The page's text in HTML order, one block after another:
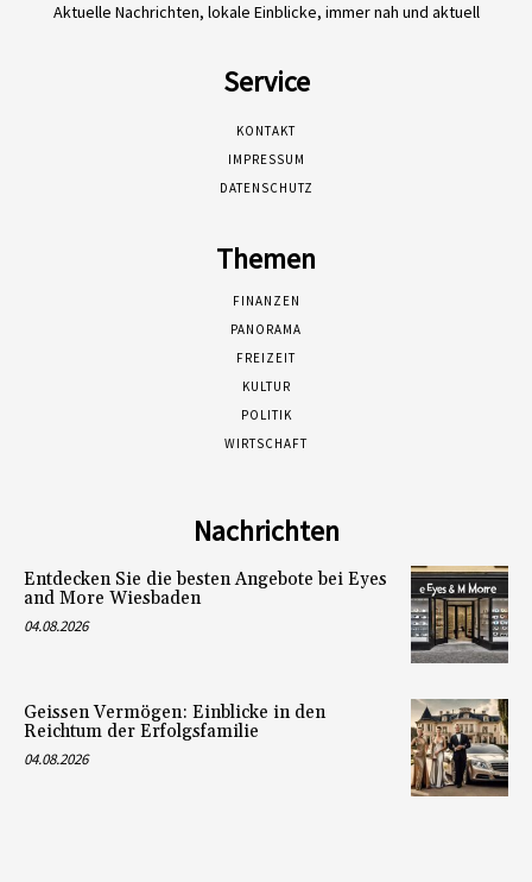
Aktuelle Nachrichten, lokale Einblicke, immer nah und aktuell
Service
KONTAKT
IMPRESSUM
DATENSCHUTZ
Themen
FINANZEN
PANORAMA
FREIZEIT
KULTUR
POLITIK
WIRTSCHAFT
Nachrichten
Entdecken Sie die besten Angebote bei Eyes
and More Wiesbaden
04.08.2026
Geissen Vermögen: Einblicke in den
Reichtum der Erfolgsfamilie
04.08.2026